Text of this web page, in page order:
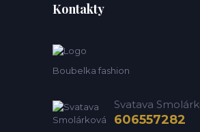
Kontakty
Boubelka fashion
Svatava
606557282